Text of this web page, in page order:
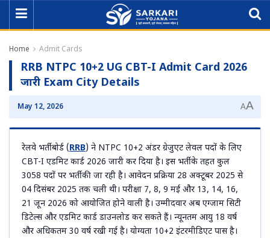
Home Admit Cards
RRB NTPC 10+2 UG CBT-I Admit Card 2026
जारी Exam City Details
May 12, 2026 AA
रेलवे भर्ती बोर्ड (RRB) ने NTPC 10+2 अंडर ग्रेजुएट लेवल पदों के लिए
CBT-I एडमिट कार्ड 2026 जारी कर दिया है। इस भर्ती के तहत कुल
3058 पदों पर भर्ती की जा रही है। आवेदन प्रक्रिया 28 अक्टूबर 2025 से
04 दिसंबर 2025 तक चली थी। परीक्षा 7, 8, 9 मई और 13, 14, 16,
21 जून 2026 को आयोजित होने वाली है। उम्मीदवार अब एग्जाम सिटी
डिटेल्स और एडमिट कार्ड डाउनलोड कर सकते हैं। न्यूनतम आयु 18 वर्ष
और अधिकतम 30 वर्ष रखी गई है। योग्यता 10+2 इंटरमीडिएट पास है।